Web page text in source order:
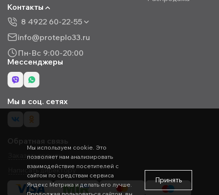
Контакты
8 4922 60-22-55
info@proteplo33.ru
Пн-Вс 9:00-20:00
Мессенджеры
Мы в соц. сетях
Обратная связь
Заказать звонок
Написать директору
Мы используем cookie. Это
позволяет нам анализировать
взаимодействие посетителей с
сайтом по средствам сервиса
Яндекс Метрика и делать его лучше.
Принять